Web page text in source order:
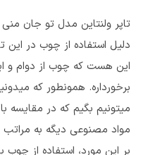
تاپر ولنتاین مدل تو جان منی
دلیل استفاده از چوب در این
این هست که چوب از دوام و
برخورداره. همونطور که
میتونیم بگیم که در مقایسه
مواد مصنوعی دیگه به مراتب
بر این مورد، استفاده از